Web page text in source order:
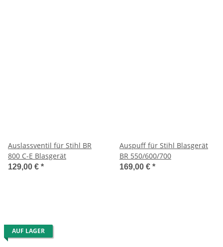
Auslassventil für Stihl BR
800 C-E Blasgerät
129,00 € *
Auspuff für Stihl Blasgerät
BR 550/600/700
169,00 € *
AUF LAGER